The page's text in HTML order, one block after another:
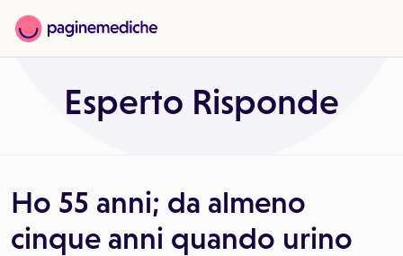
Esperto Risponde
Ho 55 anni; da almeno
cinque anni quando urino